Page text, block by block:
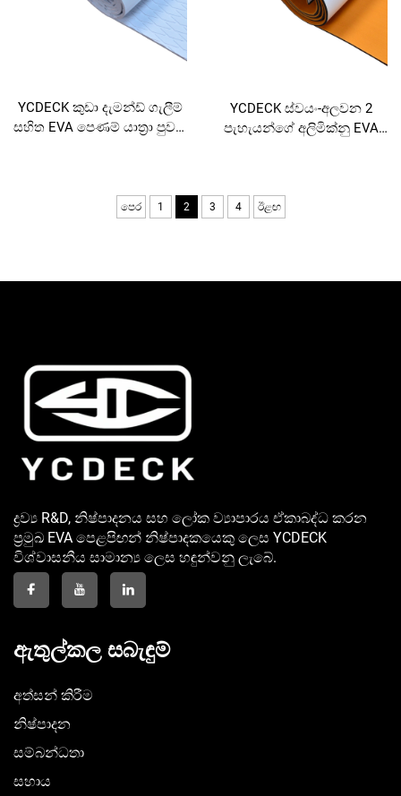
YCDECK කුඩා දැමන්ඩ් ගැලීම්
සහිත EVA පෙණම් යාත්‍රා පුවරු
YCDECK ස්වයං-අලවන 2
පැහැයන්ගේ අලිමික්නු EVA
පෙර 1 2 3 4 ඊළඟ
ද්‍රව්‍ය R&D, නිෂ්පාදනය සහ ලෝක ව්‍යාපාරය ඒකාබද්ධ කරන
ප්‍රමුඛ EVA පෙළපිඟන් නිෂ්පාදකයෙකු ලෙස YCDECK
විශ්වාසනීය සාමාන්‍ය ලෙස හඳුන්වනු ලැබේ.
ඇතුල්කල සබැඳුම්
අත්සන් කිරීම
නිෂ්පාදන
සම්බන්ධතා
සහාය